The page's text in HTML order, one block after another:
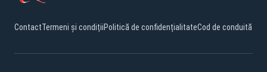
ContactTermeni și condițiiPolitică de confidențialitateCod de conduită